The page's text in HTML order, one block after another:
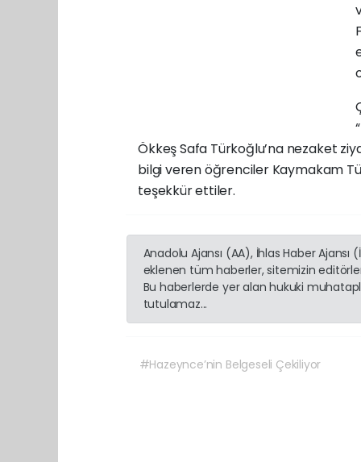
Ökkeş Safa Türkoğlu’na nezaket
bilgi veren öğrenciler Kaymakam
teşekkür ettiler.
Anadolu Ajansı (AA), İhlas Haber
eklenen tüm haberler, sitemizin
Bu haberlerde yer alan hukuki
tutulamaz...
#Hazeynce’nin Belgeseli Çekiliyor